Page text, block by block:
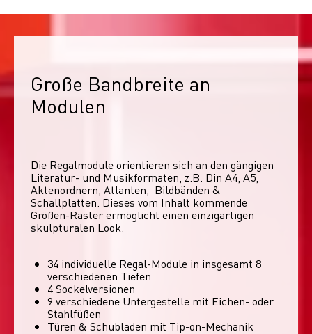
Große Bandbreite an
Modulen
Die Regalmodule orientieren sich an den gängigen
Literatur- und Musikformaten, z.B. Din A4, A5,
Aktenordnern, Atlanten,  Bildbänden &
Schallplatten. Dieses vom Inhalt kommende
Größen-Raster ermöglicht einen einzigartigen
skulpturalen Look.
34 individuelle Regal-Module​ in insgesamt 8
verschiedenen Tiefen
4 Sockelversionen​
9 verschiedene Untergestelle mit Eichen- oder
Stahlfüßen
Türen & Schubladen mit Tip-on-Mechanik